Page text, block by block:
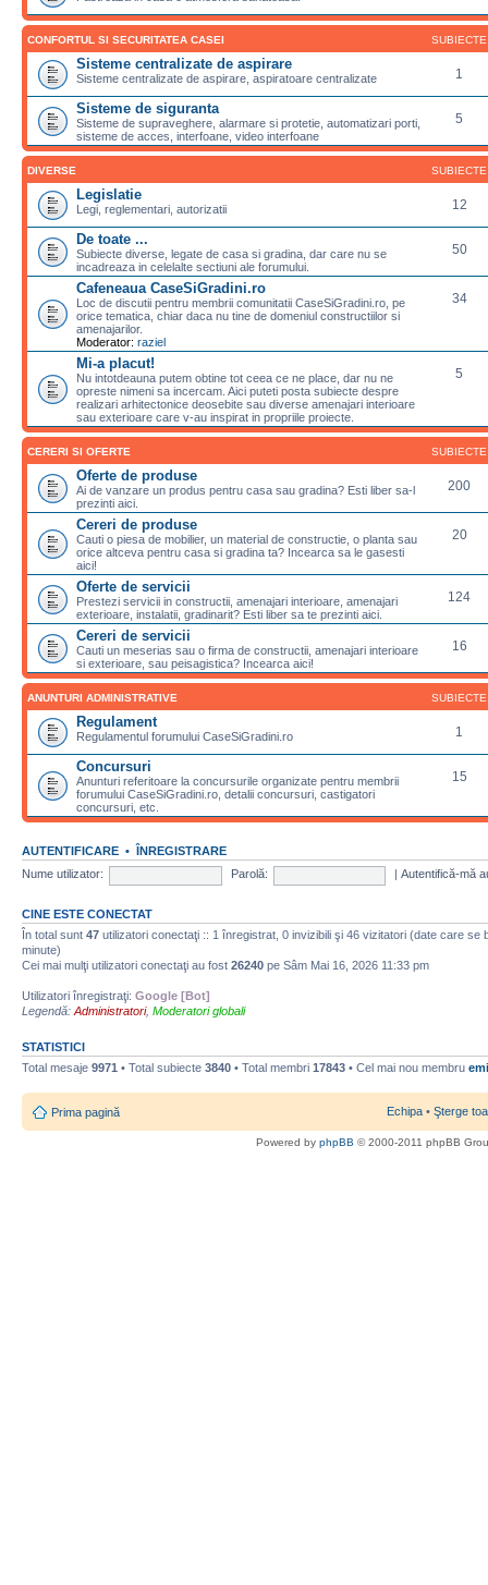
CONFORTUL SI SECURITATEA CASEI SUBIECTE
Sisteme centralizate de aspirare
Sisteme centralizate de aspirare, aspiratoare centralizate 1
Sisteme de siguranta
Sisteme de supraveghere, alarmare si protetie, automatizari porti,
sisteme de acces, interfoane, video interfoane
5
DIVERSE SUBIECTE
Legislatie
Legi, reglementari, autorizatii 12
De toate ...
Subiecte diverse, legate de casa si gradina, dar care nu se
incadreaza in celelalte sectiuni ale forumului.
50
Cafeneaua CaseSiGradini.ro
Loc de discutii pentru membrii comunitatii CaseSiGradini.ro, pe
orice tematica, chiar daca nu tine de domeniul constructiilor si
amenajarilor.
Moderator: raziel
34
Mi-a placut!
Nu intotdeauna putem obtine tot ceea ce ne place, dar nu ne
opreste nimeni sa incercam. Aici puteti posta subiecte despre
realizari arhitectonice deosebite sau diverse amenajari interioare
sau exterioare care v-au inspirat in propriile proiecte.
5
CERERI SI OFERTE SUBIECTE
Oferte de produse
Ai de vanzare un produs pentru casa sau gradina? Esti liber sa-l
prezinti aici.
200
Cereri de produse
Cauti o piesa de mobilier, un material de constructie, o planta sau
orice altceva pentru casa si gradina ta? Incearca sa le gasesti
aici!
20
Oferte de servicii
Prestezi servicii in constructii, amenajari interioare, amenajari
exterioare, instalatii, gradinarit? Esti liber sa te prezinti aici.
124
Cereri de servicii
Cauti un meserias sau o firma de constructii, amenajari interioare
si exterioare, sau peisagistica? Incearca aici!
16
ANUNTURI ADMINISTRATIVE SUBIECTE
Regulament
Regulamentul forumului CaseSiGradini.ro 1
Concursuri
Anunturi referitoare la concursurile organizate pentru membrii
forumului CaseSiGradini.ro, detalii concursuri, castigatori
concursuri, etc.
15
AUTENTIFICARE • ÎNREGISTRARE
Nume utilizator:
Parolă: Autentifică-mă
CINE ESTE CONECTAT
În total sunt 47 utilizatori conectaţi :: 1 înregistrat, 0 invizibili şi 46 vizitatori (date care se
minute)
Cei mai mulţi utilizatori conectaţi au fost 26240 pe Sâm Mai 16, 2026 11:33 pm
Utilizatori înregistraţi: Google [Bot]
Legendă: Administratori, Moderatori globali
STATISTICI
Total mesaje 9971 • Total subiecte 3840 • Total membri 17843 • Cel mai nou membru
Prima pagină Echipa • Şterge
Powered by phpBB © 2000-2011 phpBB